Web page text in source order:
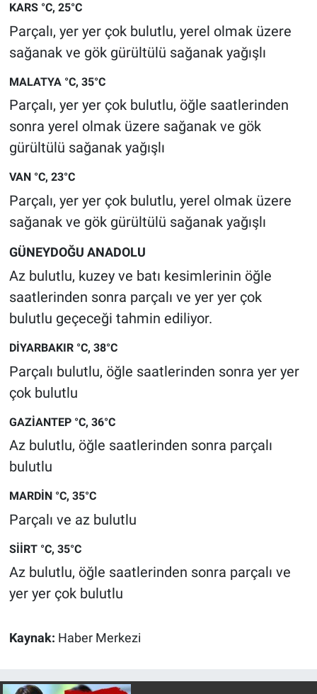
KARS °C, 25°C
Parçalı, yer yer çok bulutlu, yerel olmak üzere
sağanak ve gök gürültülü sağanak yağışlı
MALATYA °C, 35°C
Parçalı, yer yer çok bulutlu, öğle saatlerinden
sonra yerel olmak üzere sağanak ve gök
gürültülü sağanak yağışlı
VAN °C, 23°C
Parçalı, yer yer çok bulutlu, yerel olmak üzere
sağanak ve gök gürültülü sağanak yağışlı
GÜNEYDOĞU ANADOLU
Az bulutlu, kuzey ve batı kesimlerinin öğle
saatlerinden sonra parçalı ve yer yer çok
bulutlu geçeceği tahmin ediliyor.
DİYARBAKIR °C, 38°C
Parçalı bulutlu, öğle saatlerinden sonra yer yer
çok bulutlu
GAZİANTEP °C, 36°C
Az bulutlu, öğle saatlerinden sonra parçalı
bulutlu
MARDİN °C, 35°C
Parçalı ve az bulutlu
SİİRT °C, 35°C
Az bulutlu, öğle saatlerinden sonra parçalı ve
yer yer çok bulutlu
Kaynak: Haber Merkezi